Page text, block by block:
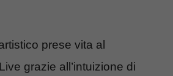
prese vita al
grazie all’intuizione di